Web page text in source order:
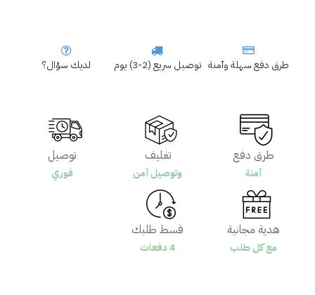
طرق دفع سهلة وآمنة توصيل سريع (2-3) يوم لديك سؤال؟
طرق دفع
آمنة
تغليف
وتوصيل آمن
توصيل
فوري
هدية مجانية
مع كل طلب
قسط طلبك
4 دفعات